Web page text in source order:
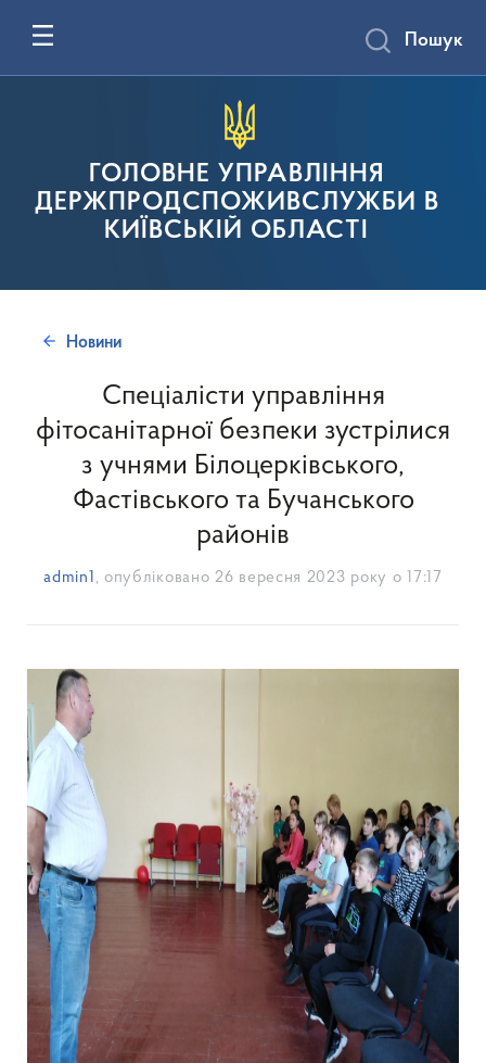
ГОЛОВНЕ УПРАВЛІННЯ
ДЕРЖПРОДСПОЖИВСЛУЖБИ В
КИЇВСЬКІЙ ОБЛАСТІ
Пошук
Новини
Спеціалісти управління
фітосанітарної безпеки зустрілися
з учнями Білоцерківського,
Фастівського та Бучанського
районів
admin1 , опубліковано 26 вересня 2023 року о 17:17